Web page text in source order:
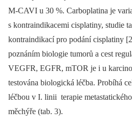
M-CAVI u 30 %. Carboplatina je
s kontraindikacemi cisplatiny, studie
kontraindikací pro podání cisplatiny
poznáním biologie tumorů a cest
VEGFR, EGFR, mTOR je i u
testována biologická léčba. Probíhá
léčbou v I. linii terapie
měchýře (tab. 3).